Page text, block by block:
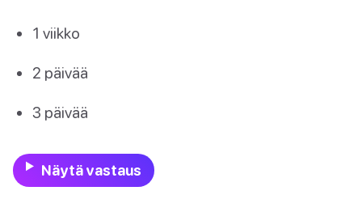
1 viikko
2 päivää
3 päivää
Näytä vastaus